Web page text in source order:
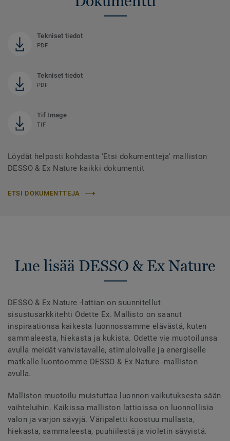
Tekniset tiedot
PDF
Tekniset tiedot
PDF
Tif Image
TIF
Löydät helposti kohdasta 'Etsi dokumentteja' malliston
DESSO & Ex Nature kaikki dokumentit
ETSI DOKUMENTTEJA
Lue lisää DESSO & Ex Nature
DESSO & Ex Nature -lattian on suunnitellut
sisustusarkkitehti Odette Ex. Mallisto on saanut
inspiraationsa kaikesta luonnossamme elävästä, kuten
sammaleesta, hiekasta ja kukista. Odette vie muotoilunsa
avulla meidät vahvistavalle, stimuloivalle ja energiselle
matkalle luontoomme DESSO & Ex Nature -malliston
avulla.
Malliston muotoilu muistuttaa luonnon vaikutuksesta sään
vaihteluihin. Kaikissa malliston lattioissa on luonnollisia
valon ja varjon sävyjä. Väripaletti koostuu mullasta,
hiekasta, sammaleesta, puuhiilestä ja violetin sävyistä.